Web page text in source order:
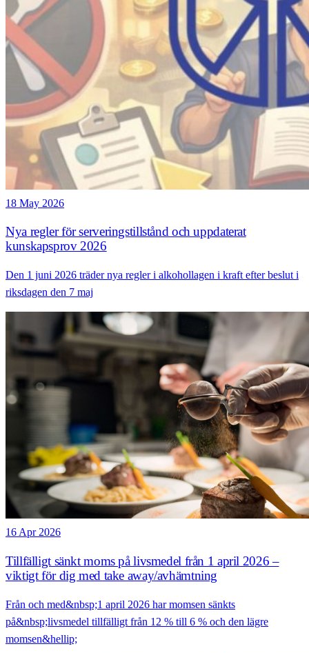
18 May 2026
Nya regler för serveringstillstånd och uppdaterat
kunskapsprov 2026
Den 1 juni 2026 träder nya regler i alkohollagen i kraft efter beslut i
riksdagen den 7 maj
16 Apr 2026
Tillfälligt sänkt moms på livsmedel från 1 april 2026 –
viktigt för dig med take away/avhämtning
Från och med&nbsp;1 april 2026 har momsen sänkts
på&nbsp;livsmedel tillfälligt från 12 % till 6 % och den lägre
momsen&hellip;